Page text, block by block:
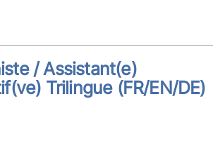
/ Assistant(e)
Trilingue (FR/EN/DE)